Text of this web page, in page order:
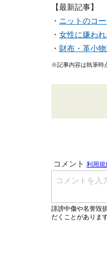
【最新記事】
・ ニットのコ
・ 女性に嫌わ
・ 財布・革小
※記事内容は執筆時